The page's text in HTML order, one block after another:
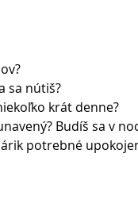
sa nútiš?
krát denne?
Budíš sa v
potrebné